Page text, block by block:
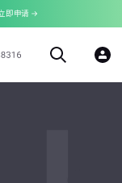
即申请 →